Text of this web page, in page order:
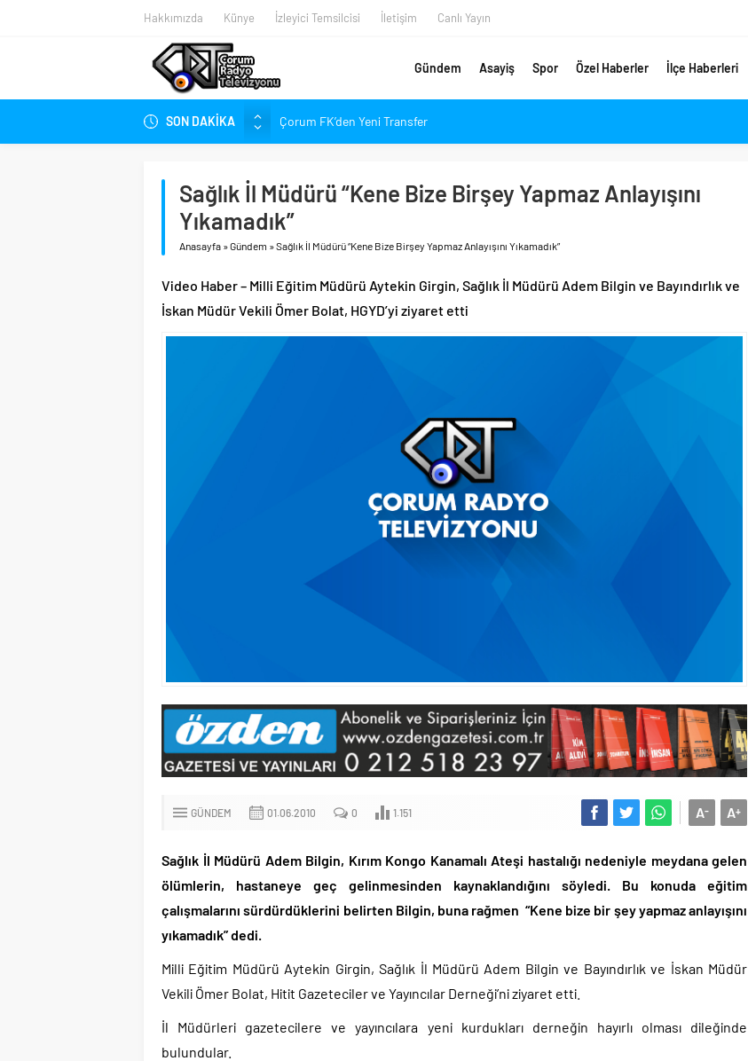
Hakkımızda Künye İzleyici Temsilcisi İletişim Canlı Yayın
Gündem Asayiş Spor Özel Haberler İlçe Haberleri
SON DAKİKA
Çorum FK’den Yeni Transfer
Çorum’da Ailelere Ücretsiz Danışmanlık Desteği
Arca Çorum FK’nin Kasımpaşa ve Beşiktaş Maçı Tarihleri Belli Oldu
Arca Çorum FK’nin Hazırlık Maçı Karnesi
Kupa Takvimi Belli Oldu: Arca Çorum FK Kupaya Ne Zaman Dahil Olacak?
Dünya Şampiyonu Çorum’da Coşkuyla Karşılandı
1. Lig’de Yeni Sezon Bugün Açılıyor
Sağlık İl Müdürü “Kene Bize Birşey Yapmaz Anlayışını
Yıkamadık”
Anasayfa »Gündem »Sağlık İl Müdürü “Kene Bize Birşey Yapmaz Anlayışını Yıkamadık”
Video Haber – Milli Eğitim Müdürü Aytekin Girgin, Sağlık İl Müdürü Adem Bilgin ve Bayındırlık ve
İskan Müdür Vekili Ömer Bolat, HGYD’yi ziyaret etti
GÜNDEM 01.06.2010 0 1.151 A+
A-
Sağlık İl Müdürü Adem Bilgin, Kırım Kongo Kanamalı Ateşi hastalığı nedeniyle meydana gelen
ölümlerin, hastaneye geç gelinmesinden kaynaklandığını söyledi. Bu konuda eğitim
çalışmalarını sürdürdüklerini belirten Bilgin, buna rağmen “Kene bize bir şey yapmaz anlayışını
yıkamadık” dedi.
Milli Eğitim Müdürü Aytekin Girgin, Sağlık İl Müdürü Adem Bilgin ve Bayındırlık ve İskan Müdür
Vekili Ömer Bolat, Hitit Gazeteciler ve Yayıncılar Derneği’ni ziyaret etti.
İl Müdürleri gazetecilere ve yayıncılara yeni kurdukları derneğin hayırlı olması dileğinde
bulundular.